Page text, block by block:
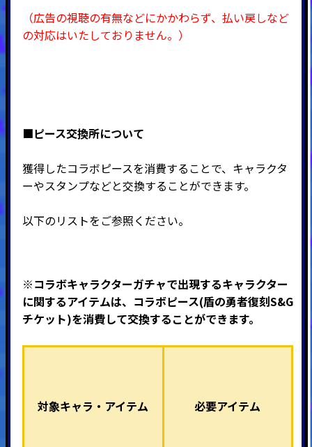
（広告の視聴の有無などにかかわらず、払い戻しなど
の対応はいたしておりません。）
■ピース交換所について
獲得したコラボピースを消費することで、キャラクタ
ーやスタンプなどと交換することができます。
以下のリストをご参照ください。
※コラボキャラクターガチャで出現するキャラクター
に関するアイテムは、コラボピース(盾の勇者復刻S&G
チケット)を消費して交換することができます。
対象キャラ・アイテム 必要アイテム